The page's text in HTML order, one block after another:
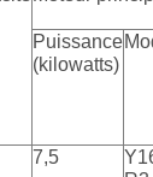
Puissance
(kilowatts)
7,5